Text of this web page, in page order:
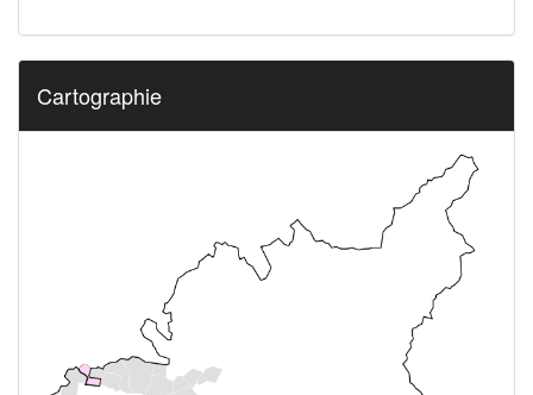
Cartographie